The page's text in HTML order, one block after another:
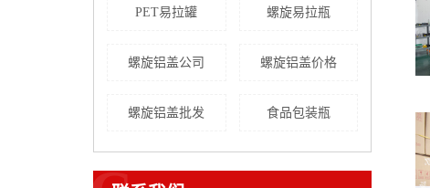
PET易拉罐 螺旋易拉瓶
螺旋铝盖公司 螺旋铝盖价格
螺旋铝盖批发 食品包装瓶